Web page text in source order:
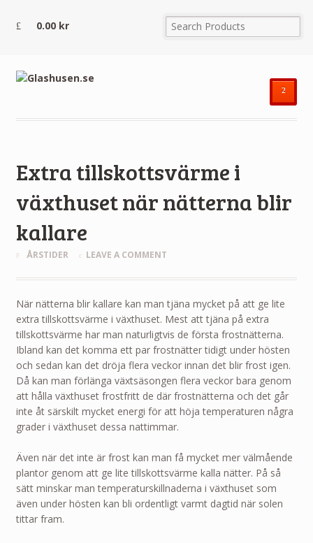
0.00 kr
²
Extra tillskottsvärme i
växthuset när nätterna blir
kallare
ÅRSTIDER LEAVE A COMMENT
När nätterna blir kallare kan man tjäna mycket på att ge lite
extra tillskottsvärme i växthuset. Mest att tjäna på extra
tillskottsvärme har man naturligtvis de första frostnätterna.
Ibland kan det komma ett par frostnätter tidigt under hösten
och sedan kan det dröja flera veckor innan det blir frost igen.
Då kan man förlänga växtsäsongen flera veckor bara genom
att hålla växthuset frostfritt de där frostnätterna och det går
inte åt särskilt mycket energi för att höja temperaturen några
grader i växthuset dessa nattimmar.
Även när det inte är frost kan man få mycket mer välmående
plantor genom att ge lite tillskottsvärme kalla nätter. På så
sätt minskar man temperaturskillnaderna i växthuset som
även under hösten kan bli ordentligt varmt dagtid när solen
tittar fram.